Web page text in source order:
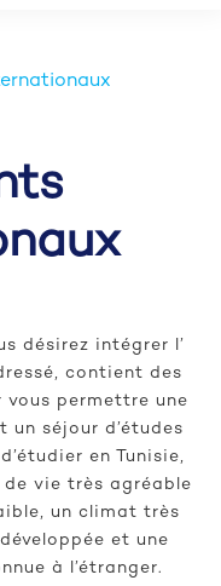
désirez intégrer l’
contient des
vous permettre une
un séjour d’études
en Tunisie,
de vie très agréable
un climat très
et une
à l’étranger.